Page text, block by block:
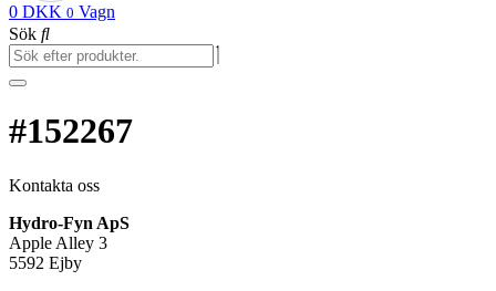
0 DKK 0 Vagn
Sök
#152267
Kontakta oss
Hydro-Fyn ApS
Apple Alley 3
5592 Ejby